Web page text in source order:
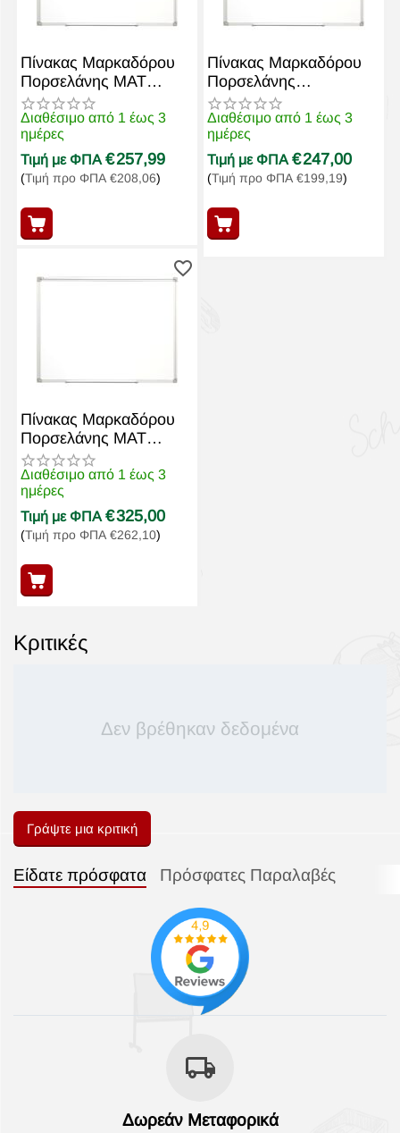
Πίνακας Μαρκαδόρου
Πορσελάνης MAT
120x180cm
WB1218P3MAT
Διαθέσιμο από 1 έως 3
ημέρες
Τιμή με ΦΠΑ €257,99
(Τιμή προ ΦΠΑ €208,06)
Πίνακας Μαρκαδόρου
Πορσελάνης
120x200cm WB1220P3
Μαγνητικός
Διαθέσιμο από 1 έως 3
ημέρες
Τιμή με ΦΠΑ €247,00
(Τιμή προ ΦΠΑ €199,19)
Πίνακας Μαρκαδόρου
Πορσελάνης MAT
120x240cm
WB1224P3MAT
Διαθέσιμο από 1 έως 3
ημέρες
Τιμή με ΦΠΑ €325,00
(Τιμή προ ΦΠΑ €262,10)
Κριτικές
Δεν βρέθηκαν δεδομένα
Γράψτε μια κριτική
Είδατε πρόσφατα Πρόσφατες Παραλαβές
Δωρεάν Μεταφορικά